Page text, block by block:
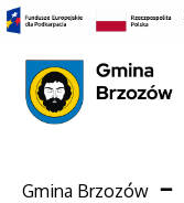
Gmina Brzozów